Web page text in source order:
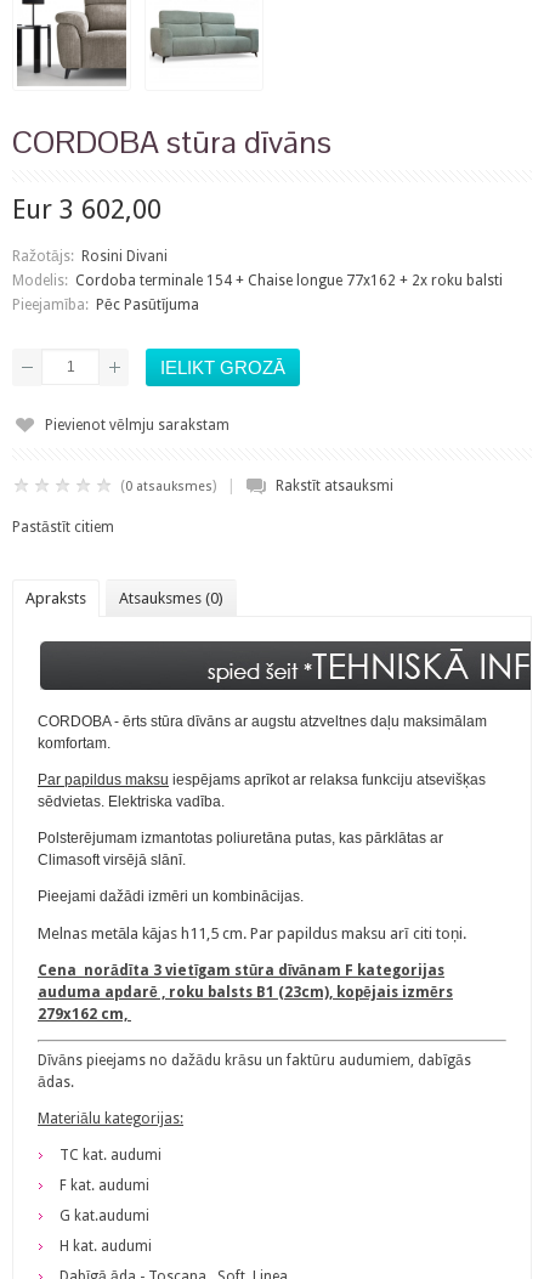
CORDOBA stūra dīvāns
Eur 3 602,00
Ražotājs:
Rosini Divani
Modelis: Cordoba terminale 154 + Chaise longue 77x162 + 2x roku balsti
Pieejamība: Pēc Pasūtījuma
Pievienot vēlmju sarakstam
(0 atsauksmes) Rakstīt atsauksmi
Pastāstīt citiem
Apraksts Atsauksmes (0)
CORDOBA - ērts stūra dīvāns ar augstu atzveltnes daļu maksimālam
komfortam.
Par papildus maksu iespējams aprīkot ar relaksa funkciju atsevišķas
sēdvietas. Elektriska vadība.
Polsterējumam izmantotas poliuretāna putas, kas pārklātas ar
Climasoft virsējā slānī.
Pieejami dažādi izmēri un kombinācijas.
​Melnas metāla kājas h11,5 cm. Par papildus maksu arī citi toņi.
Cena norādīta 3 vietīgam stūra dīvānam F kategorijas
auduma apdarē , roku balsts B1 (23cm), kopējais izmērs
279x162 cm,
Dīvāns pieejams no dažādu krāsu un faktūru audumiem, dabīgās
ādas.
Materiālu kategorijas:
TC kat. audumi
F kat. audumi
G kat.audumi
H kat. audumi